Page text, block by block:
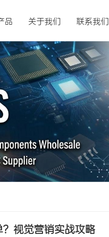
品 关于我们 联系我们
视觉营销实战攻略